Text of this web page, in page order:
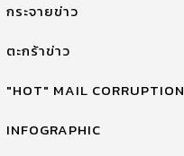
กระจายข่าว
ตะกร้าข่าว
"HOT" MAIL CORRUPTION
INFOGRAPHIC